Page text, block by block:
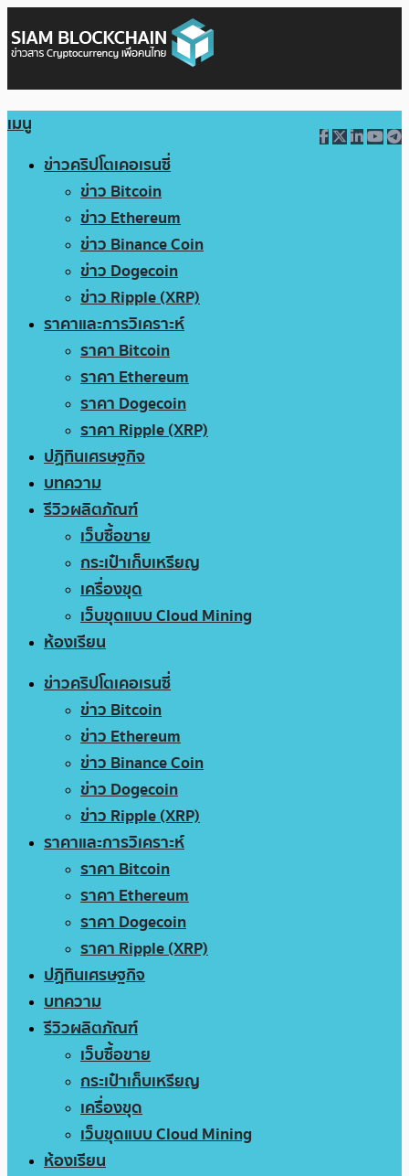
เมนู
ข่าวคริปโตเคอเรนซี่
ข่าว Bitcoin
ข่าว Ethereum
ข่าว Binance Coin
ข่าว Dogecoin
ข่าว Ripple (XRP)
ราคาและการวิเคราะห์
ราคา Bitcoin
ราคา Ethereum
ราคา Dogecoin
ราคา Ripple (XRP)
ปฏิทินเศรษฐกิจ
บทความ
รีวิวผลิตภัณฑ์
เว็บซื้อขาย
กระเป๋าเก็บเหรียญ
เครื่องขุด
เว็บขุดแบบ Cloud Mining
ห้องเรียน
ข่าวคริปโตเคอเรนซี่
ข่าว Bitcoin
ข่าว Ethereum
ข่าว Binance Coin
ข่าว Dogecoin
ข่าว Ripple (XRP)
ราคาและการวิเคราะห์
ราคา Bitcoin
ราคา Ethereum
ราคา Dogecoin
ราคา Ripple (XRP)
ปฏิทินเศรษฐกิจ
บทความ
รีวิวผลิตภัณฑ์
เว็บซื้อขาย
กระเป๋าเก็บเหรียญ
เครื่องขุด
เว็บขุดแบบ Cloud Mining
ห้องเรียน